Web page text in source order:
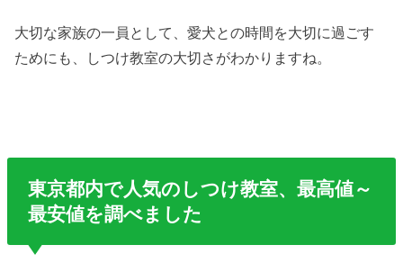
大切な家族の一員として、愛犬との時間を大切に過ごす
ためにも、しつけ教室の大切さがわかりますね。
東京都内で人気のしつけ教室、最高値～
最安値を調べました